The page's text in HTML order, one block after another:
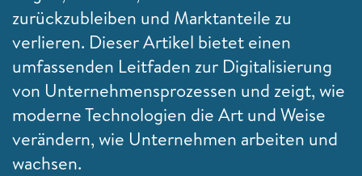
zurückzubleiben und Marktanteile zu
verlieren. Dieser Artikel bietet einen
umfassenden Leitfaden zur Digitalisierung
von Unternehmensprozessen und zeigt, wie
moderne Technologien die Art und Weise
verändern, wie Unternehmen arbeiten und
wachsen.